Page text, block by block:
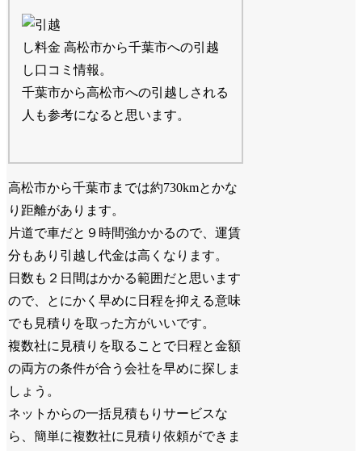
高松市から千葉市への引越
し口コミ情報。
千葉市から高松市への引越しされる
人も参考になると思います。
高松市から千葉市までは約730kmとかな
り距離があります。
片道で車だと９時間強かかるので、運賃
分もあり引越し代金は高くなります。
日数も２日間はかかる範囲だと思います
ので、とにかく早めに日程を抑える意味
でも見積りを取った方がいいです。
複数社に見積りを取ることで日程と金額
の両方の条件が合う会社を早めに探しま
しょう。
ネットからの一括見積もりサービスな
ら、簡単に複数社に見積り依頼ができま